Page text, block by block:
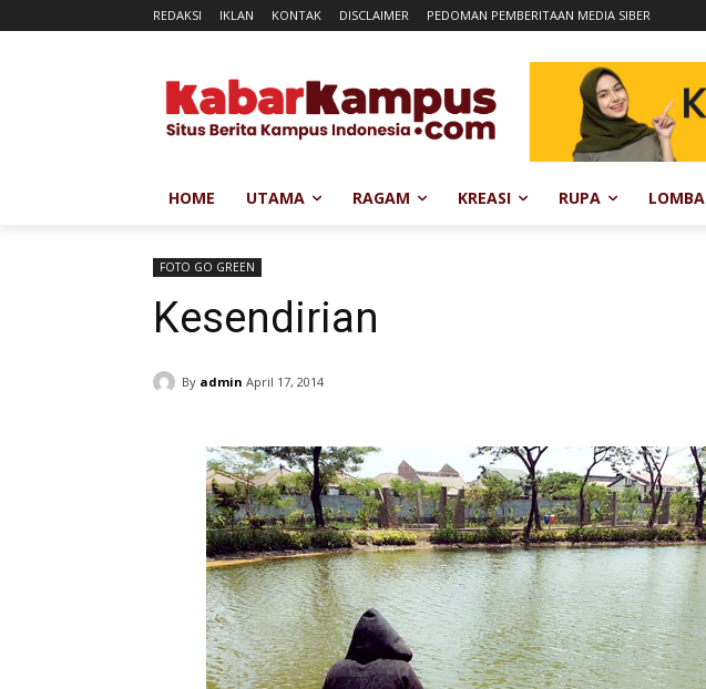
REDAKSI IKLAN KONTAK DISCLAIMER PEDOMAN PEMBERITAAN MEDIA SIBER
HOME UTAMA RAGAM KREASI RUPA LOMBA
FOTO GO GREEN
Kesendirian
By admin April 17, 2014